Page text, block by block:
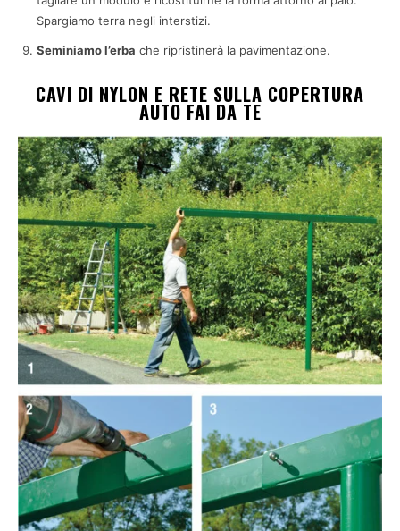
Spargiamo terra negli interstizi.
Seminiamo l’erba che ripristinerà la pavimentazione.
CAVI DI NYLON E RETE SULLA COPERTURA
AUTO FAI DA TE